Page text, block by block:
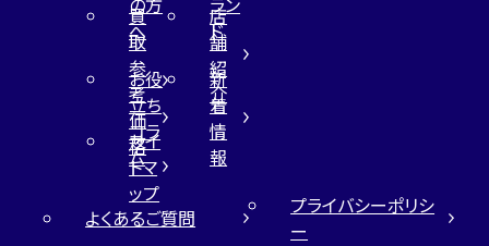
へ
ド
買
取
参
考
価
格
店
舗
紹
介
お役
立ち
コラ
ム
新
着
情
報
サイ
トマ
ップ
よくあるご質問
プライバシーポリシ
ー